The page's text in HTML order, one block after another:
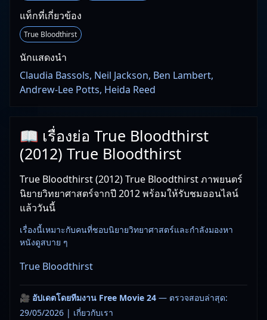
แท็กที่เกี่ยวข้อง
True Bloodthirst
นักแสดงนำ
Claudia Bassols, Neil Jackson, Ben Lambert,
Andrew-Lee Potts, Heida Reed
📖 เรื่องย่อ True Bloodthirst
(2012) True Bloodthirst
True Bloodthirst (2012) True Bloodthirst ภาพยนตร์
นิยายวิทยาศาสตร์จากปี 2012 พร้อมให้รับชมออนไลน์
แล้ววันนี้
เรื่องนี้เหมาะกับคนที่ชอบนิยายวิทยาศาสตร์และกำลังมองหา
หนังดูสบาย ๆ
True Bloodthirst
🎥 อัปเดตโดยทีมงาน Free Movie 24 — ตรวจสอบล่าสุด:
29/05/2026 | เกี่ยวกับเรา